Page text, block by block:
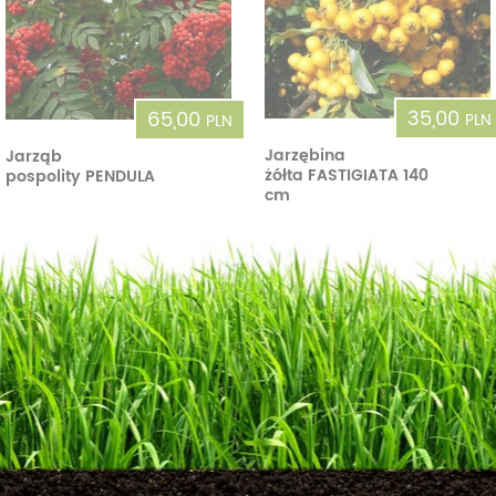
65,00 PLN
Jarząb
pospolity PENDULA
35,00 PLN
Jarzębina
żółta FASTIGIATA 140
cm